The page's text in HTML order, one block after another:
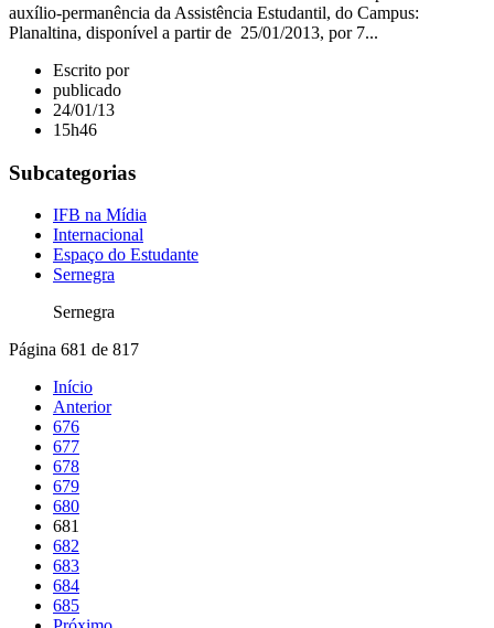
auxílio-permanência da Assistência Estudantil, do Campus:
Planaltina, disponível a partir de 25/01/2013, por 7...
Escrito por
publicado
24/01/13
15h46
Subcategorias
IFB na Mídia
Internacional
Espaço do Estudante
Sernegra
Sernegra
Página 681 de 817
Início
Anterior
676
677
678
679
680
681
682
683
684
685